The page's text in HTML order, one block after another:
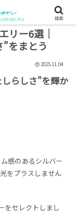
リー6選｜
をまとう
2025.11.04
らしさ”を輝か
感のあるシルバー
をプラスしません
をセレクトしまし
検索